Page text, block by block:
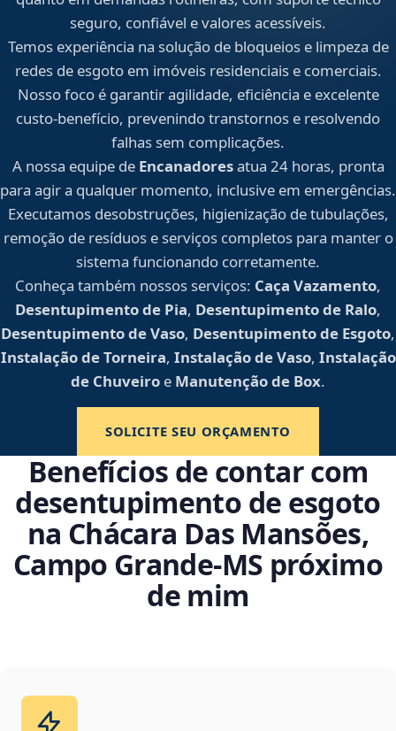
seguro, confiável e valores acessíveis.
Temos experiência na solução de bloqueios e limpeza de
redes de esgoto em imóveis residenciais e comerciais.
Nosso foco é garantir agilidade, eficiência e excelente
custo-benefício, prevenindo transtornos e resolvendo
falhas sem complicações.
A nossa equipe de Encanadoresatua 24 horas, pronta
para agir a qualquer momento, inclusive em emergências.
Executamos desobstruções, higienização de tubulações,
remoção de resíduos e serviços completos para manter o
sistema funcionando corretamente.
Conheça também nossos serviços: Caça Vazamento,
Desentupimento de Pia, Desentupimento de Ralo,
Desentupimento de Vaso, Desentupimento de Esgoto,
Instalação de Torneira, Instalação de Vaso, Instalação
de Chuveiro e Manutenção de Box.
SOLICITE SEU ORÇAMENTO
Benefícios de contar com
desentupimento de esgoto
na Chácara Das Mansões,
Campo Grande‑MS próximo
de mim